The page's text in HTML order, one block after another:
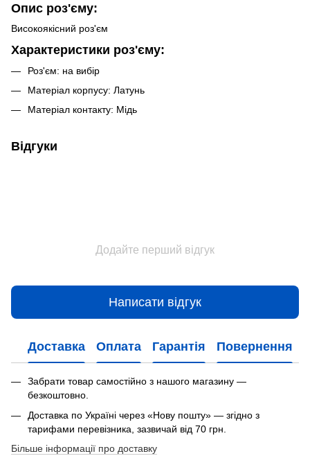
Опис роз'єму:
Високоякісний роз'єм
Характеристики роз'єму:
Роз'єм: на вибір
Матеріал корпусу: Латунь
Матеріал контакту: Мідь
Відгуки
Додайте перший відгук
Написати відгук
Доставка Оплата Гарантія Повернення
Забрати товар самостійно з нашого магазину —
безкоштовно.
Доставка по Україні через «Нову пошту» — згідно з
тарифами перевізника, зазвичай від 70 грн.
Більше інформації про доставку